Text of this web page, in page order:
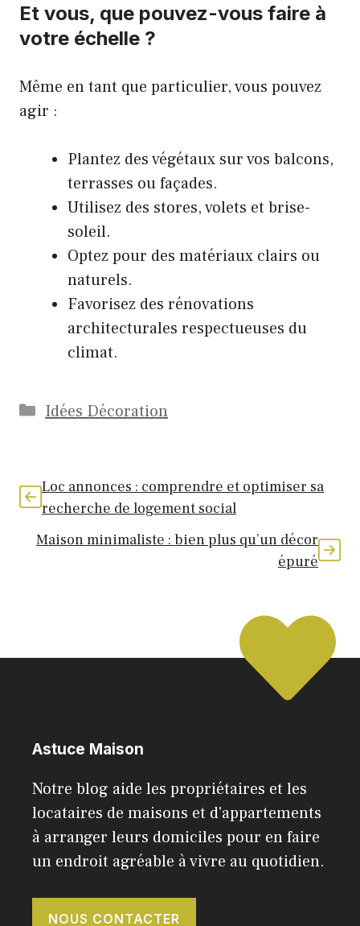
Et vous, que pouvez-vous faire à
votre échelle ?
Même en tant que particulier, vous pouvez
agir :
Plantez des végétaux sur vos balcons,
terrasses ou façades.
Utilisez des stores, volets et brise-
soleil.
Optez pour des matériaux clairs ou
naturels.
Favorisez des rénovations
architecturales respectueuses du
climat.
Catégories
Idées Décoration
Loc annonces : comprendre et optimiser sa
recherche de logement social
Maison minimaliste : bien plus qu’un décor
épuré
Astuce Maison
Notre blog aide les propriétaires et les
locataires de maisons et d'appartements
à arranger leurs domiciles pour en faire
un endroit agréable à vivre au quotidien.
NOUS CONTACTER